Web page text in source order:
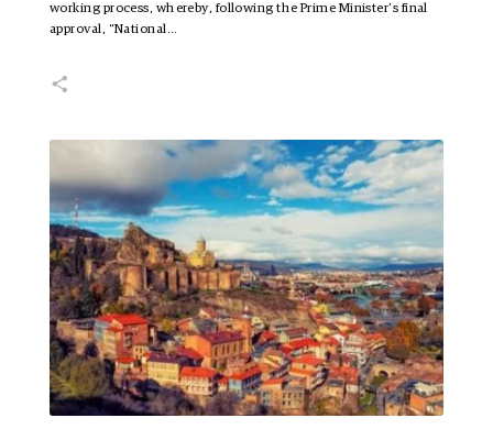
working process, whereby, following the Prime Minister’s final
approval, “National…